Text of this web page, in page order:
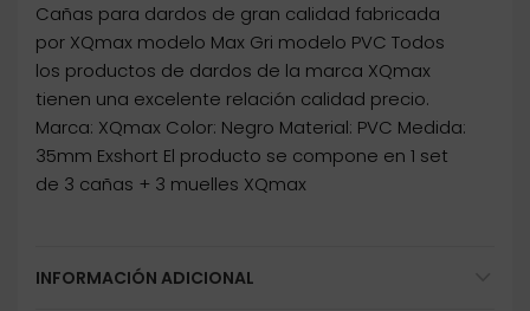
Cañas para dardos de gran calidad fabricada
por XQmax modelo Max Gri modelo PVC Todos
los productos de dardos de la marca XQmax
tienen una excelente relación calidad precio.
Marca: XQmax Color: Negro Material: PVC Medida:
35mm Exshort El producto se compone en 1 set
de 3 cañas + 3 muelles XQmax
INFORMACIÓN ADICIONAL